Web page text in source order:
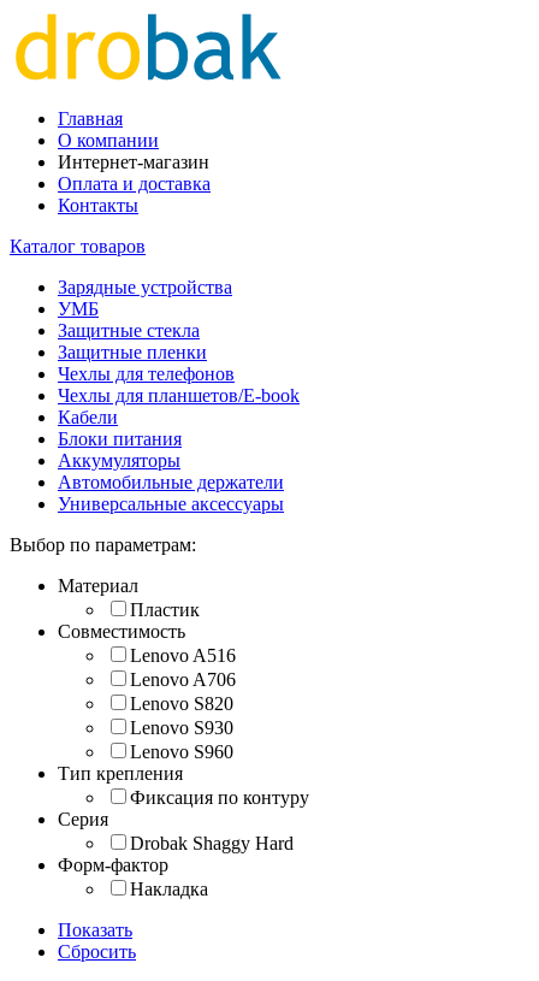
Главная
О компании
Интернет-магазин
Оплата и доставка
Контакты
Каталог товаров
Зарядные устройства
УМБ
Защитные стекла
Защитные пленки
Чехлы для телефонов
Чехлы для планшетов/E-book
Кабели
Блоки питания
Аккумуляторы
Автомобильные держатели
Универсальные аксессуары
Выбор по параметрам:
Материал
Пластик
Совместимость
Lenovo A516
Lenovo A706
Lenovo S820
Lenovo S930
Lenovo S960
Тип крепления
Фиксация по контуру
Серия
Drobak Shaggy Hard
Форм-фактор
Накладка
Показать
Сбросить